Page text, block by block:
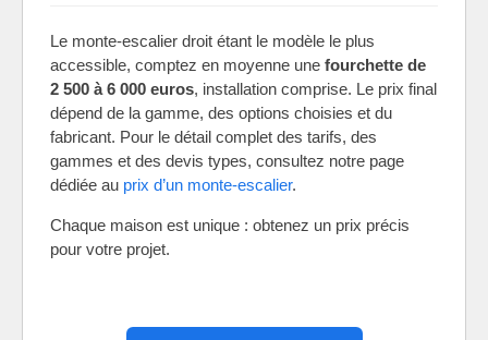
Le monte-escalier droit étant le modèle le plus
accessible, comptez en moyenne une fourchette de
2 500 à 6 000 euros, installation comprise. Le prix final
dépend de la gamme, des options choisies et du
fabricant. Pour le détail complet des tarifs, des
gammes et des devis types, consultez notre page
dédiée au prix d’un monte-escalier.
Chaque maison est unique : obtenez un prix précis
pour votre projet.